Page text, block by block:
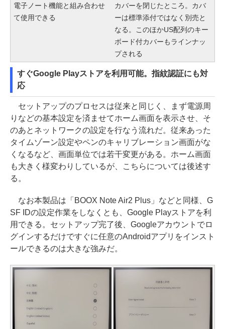
電子ノート機能と組み合わせ
て使用できる
カバーを閉じたところ。カバ
ーは標準添付ではなく別売と
なる。このほかUS配列のキー
ボード付カバーもラインナッ
プされる
すぐGoogle Playストアを利用可能。指紋認証にも対
応
セットアップのプロセスは従来と同じく、まず電源周
りなどの基本設定を済ませてホーム画面を表示させ、そ
のあとネットワークの設定を行なう流れだ。従来あった
タイムゾーン設定やペンのキャリブレーション画面がな
くなるなど、画面単位では若干変更がある。ホーム画面
も大きく様変わりしているが、こちらについては後述す
る。
なお本製品は「BOOX Note Air2 Plus」などと同様、G
SF IDの設定作業をしなくとも、Google Playストアを利
用できる。セットアップ完了後、Googleアカウントでロ
グインするだけですぐに任意のAndroidアプリをインスト
ールできるのは大きな強みだ。